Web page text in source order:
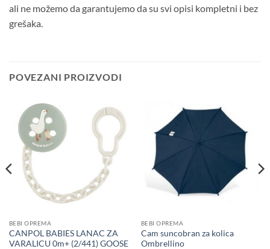
ali ne možemo da garantujemo da su svi opisi kompletni i bez
grešaka.
POVEZANI PROIZVODI
BEBI OPREMA
CANPOL BABIES LANAC ZA
VARALICU 0m+ (2/441) GOOSE
BEBI OPREMA
Cam suncobran za kolica
Ombrellino